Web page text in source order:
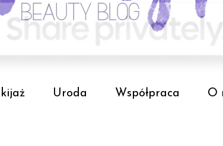
Uroda Współpraca O